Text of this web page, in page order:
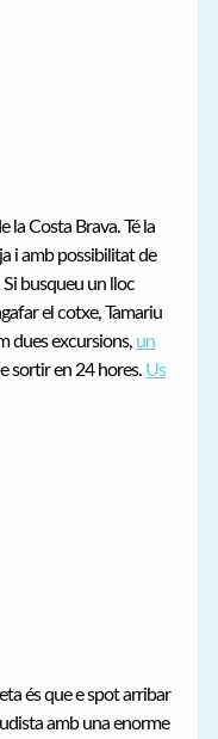
la Costa Brava. Té la
i amb possibilitat de
busqueu un lloc
el cotxe, Tamariu
dues excursions, un
sortir en 24 hores. Us
és que e spot arribar
amb una enorme